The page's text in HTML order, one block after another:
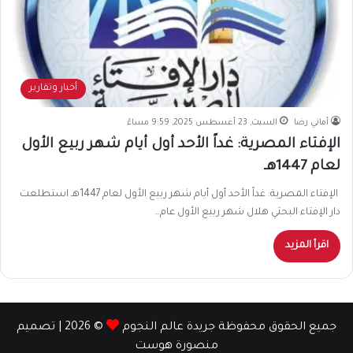
أخبار وتقارير
أماني رضا السبت, 23 أغسطس 2025, 9:59 مساءً
الإفتاء المصرية: غداً الأحد أول أيام شهر ربيع الأول
لعام 1447هـ
الإفتاء المصرية: غداً الأحد أول أيام شهر ربيع الأول لعام 1447هـ استطلعت
دار الإفتاء البحثي هلال شهر ربيع الأول عام…
اقرأ المزيد
جميع الحقوق محفوظة جريدة عالم النجوم
© 2026 | تصميم
منصورة هوست